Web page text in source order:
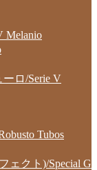
Melanio
ロ/Serie V
Tubos
ェクト)/Special G